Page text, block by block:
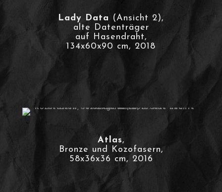
Lady Data (Ansicht 2),
alte Datenträger
auf Hasendraht,
134x60x90 cm, 2018
Atlas,
Bronze und Kozofasern,
58x36x36 cm, 2016